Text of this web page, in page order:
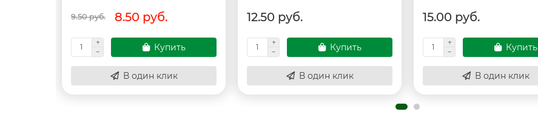
9.50 руб. 8.50 руб.
Купить
В один клик
12.50 руб.
Купить
В один клик
15.00 руб.
Купить
В один клик